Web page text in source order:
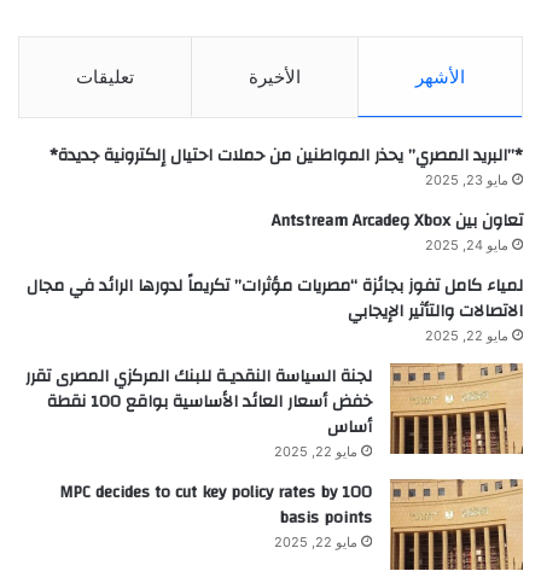
الأشهر الأخيرة تعليقات
*”البريد المصري” يحذر المواطنين من حملات احتيال إلكترونية جديدة*
مايو 23, 2025
تعاون بين Xbox وAntstream Arcade
مايو 24, 2025
لمياء كامل تفوز بجائزة “مصريات مؤثرات” تكريماً لدورها الرائد في مجال
الاتصالات والتأثير الإيجابي
مايو 22, 2025
لجنة السياسة النقديـة للبنك المركزي المصرى تقرر
خفض أسعار العائد الأساسية بواقع 100 نقطة
أساس
مايو 22, 2025
MPC decides to cut key policy rates by 100
basis points
مايو 22, 2025